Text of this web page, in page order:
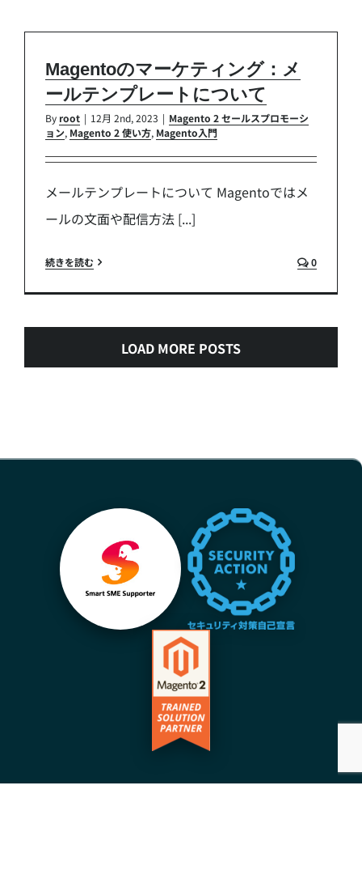
Magentoのマーケティング：メ
ールテンプレートについて
By root | 12月 2nd, 2023 | Magento 2 セールスプロモーシ
ョン, Magento 2 使い方, Magento入門
メールテンプレートについて Magentoではメ
ールの文面や配信方法 [...]
続きを読む 0
LOAD MORE POSTS